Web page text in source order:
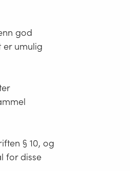
god
er umulig
§ 10, og
for disse